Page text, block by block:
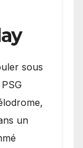
sous
un